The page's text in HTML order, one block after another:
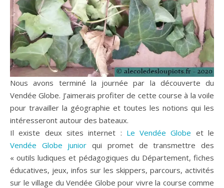
Nous avons terminé la journée par la découverte du
Vendée Globe. J’aimerais profiter de cette course à la voile
pour travailler la géographie et toutes les notions qui les
intéresseront autour des bateaux.
Il existe deux sites internet : Le Vendée Globe et le
Vendée Globe junior qui promet de transmettre des
« outils ludiques et pédagogiques du Département, fiches
éducatives, jeux, infos sur les skippers, parcours, activités
sur le village du Vendée Globe pour vivre la course comme